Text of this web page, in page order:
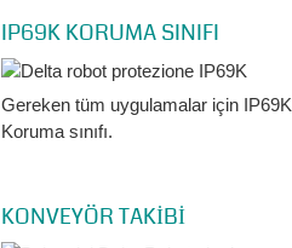
IP69K KORUMA SINIFI
Gereken tüm uygulamalar için IP69K
Koruma sınıfı.
KONVEYÖR TAKİBİ